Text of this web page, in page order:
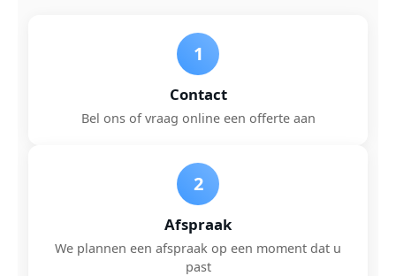
1
Contact
Bel ons of vraag online een offerte aan
2
Afspraak
We plannen een afspraak op een moment dat u
past